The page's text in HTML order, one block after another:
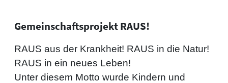
Gemeinschaftsprojekt RAUS!
RAUS aus der Krankheit! RAUS in die Natur!
RAUS in ein neues Leben!
Unter diesem Motto wurde Kindern und